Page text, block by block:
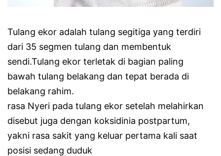
Tulang ekor adalah tulang segitiga yang terdiri
dari 35 segmen tulang dan membentuk
sendi.Tulang ekor terletak di bagian paling
bawah tulang belakang dan tepat berada di
belakang rahim.
rasa Nyeri pada tulang ekor setelah melahirkan
disebut juga dengan koksidinia postpartum,
yakni rasa sakit yang keluar pertama kali saat
posisi sedang duduk